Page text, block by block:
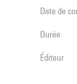
date de
durée
éditeur